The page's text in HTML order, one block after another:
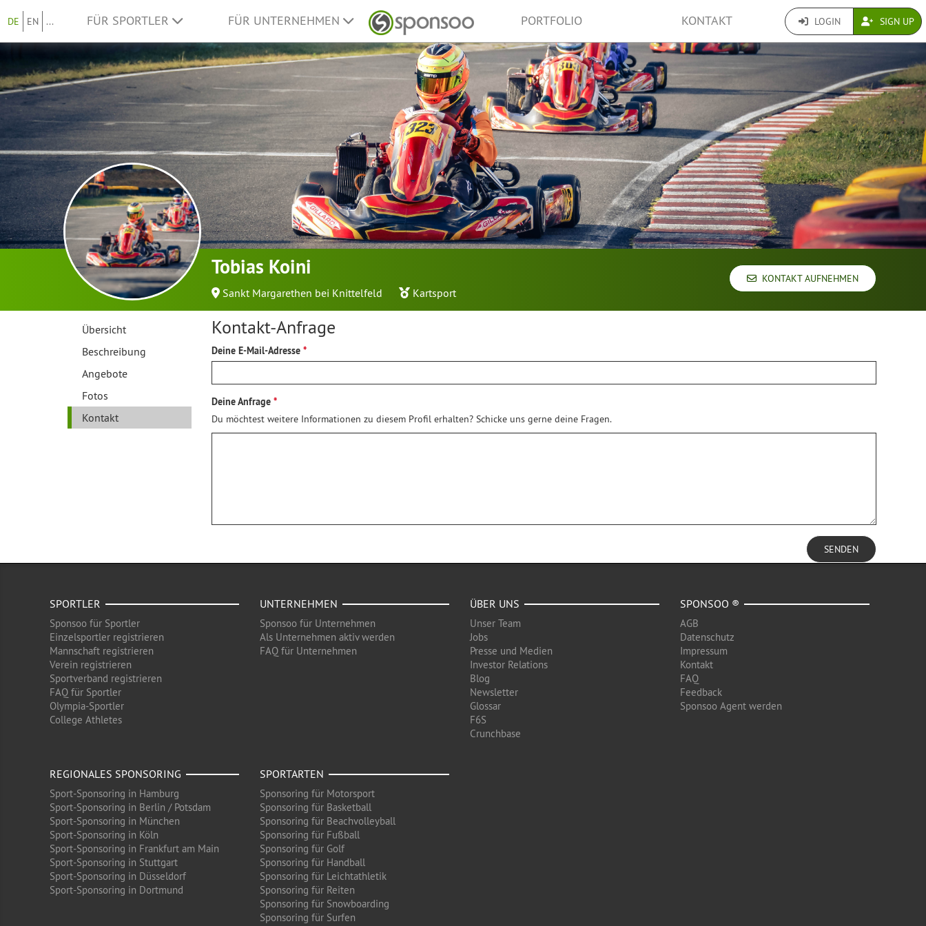
DE EN ... FÜR SPORTLER FÜR UNTERNEHMEN PORTFOLIO KONTAKT LOGIN SIGN UP
Tobias Koini
Sankt Margarethen bei Knittelfeld Kartsport
KONTAKT AUFNEHMEN
Übersicht
Beschreibung
Angebote
Fotos
Kontakt
Kontakt-Anfrage
Deine E-Mail-Adresse
Deine Anfrage
Du möchtest weitere Informationen zu diesem Profil erhalten? Schicke uns gerne deine Fragen.
SENDEN
SPORTLER
Sponsoo für Sportler
Einzelsportler registrieren
Mannschaft registrieren
Verein registrieren
Sportverband registrieren
FAQ für Sportler
Olympia-Sportler
College Athletes
UNTERNEHMEN
Sponsoo für Unternehmen
Als Unternehmen aktiv werden
FAQ für Unternehmen
ÜBER UNS
Unser Team
Jobs
Presse und Medien
Investor Relations
Blog
Newsletter
Glossar
F6S
Crunchbase
SPONSOO ®
AGB
Datenschutz
Impressum
Kontakt
FAQ
Feedback
Sponsoo Agent werden
REGIONALES SPONSORING
Sport-Sponsoring in Hamburg
Sport-Sponsoring in Berlin / Potsdam
Sport-Sponsoring in München
Sport-Sponsoring in Köln
Sport-Sponsoring in Frankfurt am Main
Sport-Sponsoring in Stuttgart
Sport-Sponsoring in Düsseldorf
Sport-Sponsoring in Dortmund
SPORTARTEN
Sponsoring für Motorsport
Sponsoring für Basketball
Sponsoring für Beachvolleyball
Sponsoring für Fußball
Sponsoring für Golf
Sponsoring für Handball
Sponsoring für Leichtathletik
Sponsoring für Reiten
Sponsoring für Snowboarding
Sponsoring für Surfen